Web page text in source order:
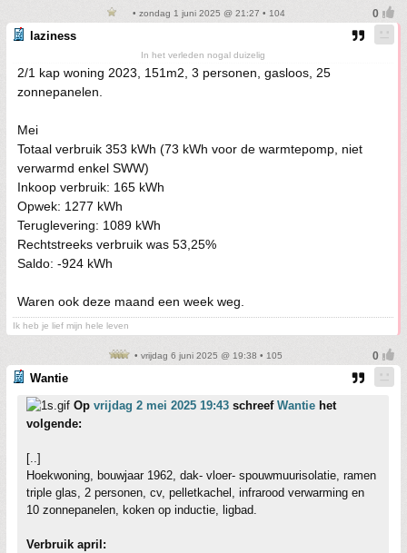
• zondag 1 juni 2025 @ 21:27 • 104
laziness
In het verleden nogal duizelig
2/1 kap woning 2023, 151m2, 3 personen, gasloos, 25
zonnepanelen.
Mei
Totaal verbruik 353 kWh (73 kWh voor de warmtepomp, niet
verwarmd enkel SWW)
Inkoop verbruik: 165 kWh
Opwek: 1277 kWh
Teruglevering: 1089 kWh
Rechtstreeks verbruik was 53,25%
Saldo: -924 kWh
Waren ook deze maand een week weg.
Ik heb je lief mijn hele leven
• vrijdag 6 juni 2025 @ 19:38 • 105
Wantie
Op vrijdag 2 mei 2025 19:43 schreef Wantie het
volgende:
[..]
Hoekwoning, bouwjaar 1962, dak- vloer- spouwmuurisolatie, ramen
triple glas, 2 personen, cv, pelletkachel, infrarood verwarming en
10 zonnepanelen, koken op inductie, ligbad.
Verbruik april: